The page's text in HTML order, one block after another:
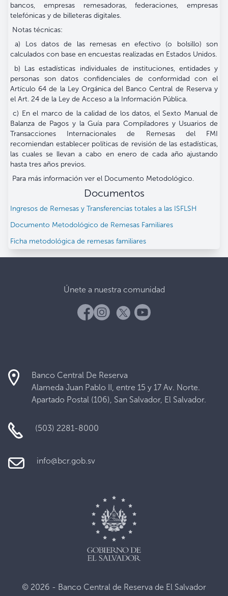
bancos, empresas remesadoras, federaciones, empresas
telefónicas y de billeteras digitales.
Notas técnicas:
a) Los datos de las remesas en efectivo (o bolsillo) son
calculados con base en encuestas realizadas en Estados Unidos.
b) Las estadísticas individuales de instituciones, entidades y
personas son datos confidenciales de conformidad con el
Artículo 64 de la Ley Orgánica del Banco Central de Reserva y
el Art. 24 de la Ley de Acceso a la Información Pública.
c) En el marco de la calidad de los datos, el Sexto Manual de
Balanza de Pagos y la Guía para Compiladores y Usuarios de
Transacciones Internacionales de Remesas del FMI
recomiendan establecer políticas de revisión de las estadísticas,
las cuales se llevan a cabo en enero de cada año ajustando
hasta tres años previos.
Para más información ver el Documento Metodológico.
Documentos
Ingresos de Remesas y Transferencias totales a las ISFLSH
Documento Metodológico de Remesas Familiares
Ficha metodológica de remesas familiares
Banco Central De Reserva
Alameda Juan Pablo II, entre 15 y 17 Av. Norte.
Apartado Postal (106), San Salvador, El Salvador.
(503) 2281-8000
info@bcr.gob.sv
Únete a nuestra comunidad
© 2026 - Banco Central de Reserva de El Salvador